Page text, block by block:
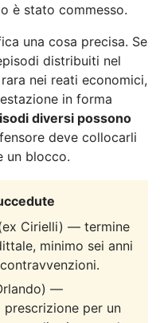
è stato commesso.
una cosa precisa. Se
distribuiti nel
nei reati economici,
in forma
diversi possono
deve collocarli
un blocco.
Cirielli) — termine
minimo sei anni
—
prescrizione per un